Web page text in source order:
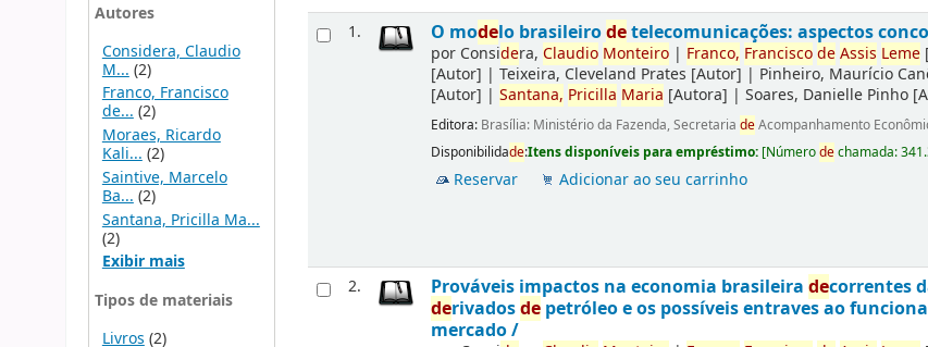
Autores
Considera, Claudio
M... (2)
Franco, Francisco
de...(2)
Moraes, Ricardo
Kali... (2)
Saintive, Marcelo
Ba... (2)
Santana, Pricilla Ma...
(2)
Exibir mais
Tipos de materiais
Livros (2)
1. O modelo brasileirodetelecomunicações: aspectos
por Considera,Claudio Monteiro | Franco, FranciscodeAssis Leme
[Autor] |Teixeira, Cleveland Prates [Autor] | Pinheiro, Maurício
[Autor] |Santana, Pricilla Maria [Autora] |Soares, Danielle Pinho
Editora: Brasília: Ministério da Fazenda, SecretariadeAcompanhamento
Disponibilidade:Itens disponíveis para empréstimo: [Númerodechamada:
Reservar Adicionar ao seu carrinho
2. Prováveis impactos na economia brasileiradecorrentes
derivadosde petróleo e os possíveis entraves ao
mercado /